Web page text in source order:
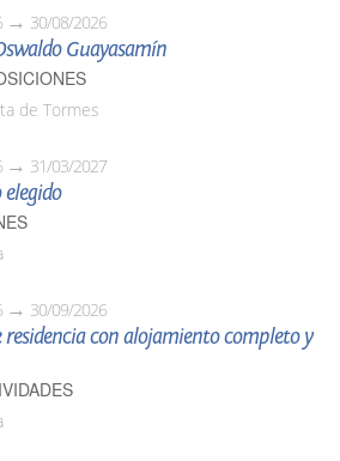
30/08/2026
Guayasamín
de Tormes
31/03/2027
30/09/2026
residencia con alojamiento completo y